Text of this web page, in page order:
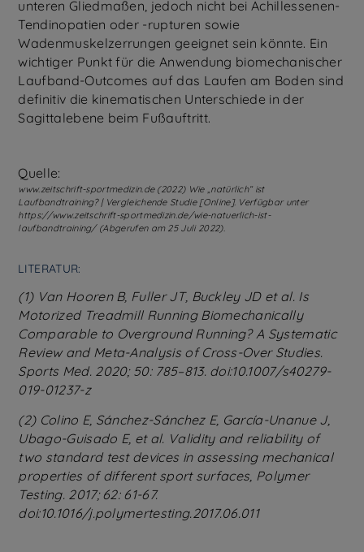
unteren Gliedmaßen, jedoch nicht bei Achillessenen-
Tendinopatien oder -rupturen sowie
Wadenmuskelzerrungen geeignet sein könnte. Ein
wichtiger Punkt für die Anwendung biomechanischer
Laufband-Outcomes auf das Laufen am Boden sind
definitiv die kinematischen Unterschiede in der
Sagittalebene beim Fußauftritt.
Quelle:
www.zeitschrift-sportmedizin.de (2022) Wie „natürlich“ ist
Laufbandtraining? | Vergleichende Studie [Online]. Verfügbar unter
https://www.zeitschrift-sportmedizin.de/wie-natuerlich-ist-
laufbandtraining/ (Abgerufen am 25 Juli 2022).
LITERATUR:
(1) Van Hooren B, Fuller JT, Buckley JD et al. Is
Motorized Treadmill Running Biomechanically
Comparable to Overground Running? A Systematic
Review and Meta-Analysis of Cross-Over Studies.
Sports Med. 2020; 50: 785–813. doi:10.1007/s40279-
019-01237-z
(2) Colino E, Sánchez-Sánchez E, García-Unanue J,
Ubago-Guisado E, et al. Validity and reliability of
two standard test devices in assessing mechanical
properties of different sport surfaces, Polymer
Testing. 2017; 62: 61-67.
doi:10.1016/j.polymertesting.2017.06.011